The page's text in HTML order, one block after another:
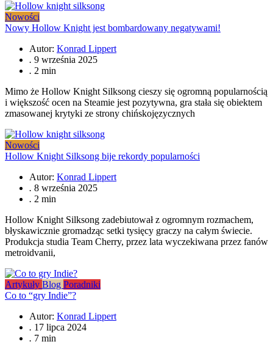
Nowości
Nowy Hollow Knight jest bombardowany negatywami!
Autor: Konrad Lippert
. 9 września 2025
. 2 min
Mimo że Hollow Knight Silksong cieszy się ogromną popularnością
i większość ocen na Steamie jest pozytywna, gra stała się obiektem
zmasowanej krytyki ze strony chińskojęzycznych
Nowości
Hollow Knight Silksong bije rekordy popularności
Autor: Konrad Lippert
. 8 września 2025
. 2 min
Hollow Knight Silksong zadebiutował z ogromnym rozmachem,
błyskawicznie gromadząc setki tysięcy graczy na całym świecie.
Produkcja studia Team Cherry, przez lata wyczekiwana przez fanów
metroidvanii,
Artykuły Blog Poradniki
Co to “gry Indie”?
Autor: Konrad Lippert
. 17 lipca 2024
. 7 min